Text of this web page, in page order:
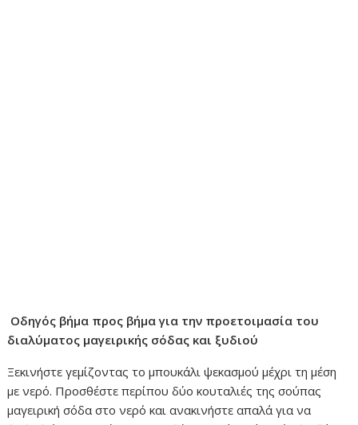
Οδηγός βήμα προς βήμα για την προετοιμασία του
διαλύματος μαγειρικής σόδας και ξυδιού
Ξεκινήστε γεμίζοντας το μπουκάλι ψεκασμού μέχρι τη μέση
με νερό. Προσθέστε περίπου δύο κουταλιές της σούπας
μαγειρική σόδα στο νερό και ανακινήστε απαλά για να